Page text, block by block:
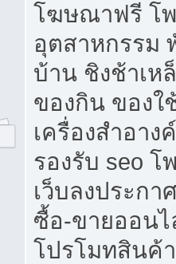
โฆษณาฟรี โ
อุตสาหกรรม
บ้าน ชิงช้าเห
ของกิน ของใ
เครื่องสำอา
รองรับ seo โ
เว็บลงประก
ซื้อ-ขายออน
โปรโมทสินค้